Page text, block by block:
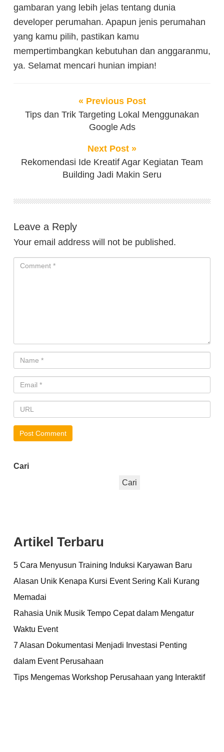
gambaran yang lebih jelas tentang dunia
developer perumahan. Apapun jenis perumahan
yang kamu pilih, pastikan kamu
mempertimbangkan kebutuhan dan anggaranmu,
ya. Selamat mencari hunian impian!
« Previous Post
Tips dan Trik Targeting Lokal Menggunakan
Google Ads
Next Post »
Rekomendasi Ide Kreatif Agar Kegiatan Team
Building Jadi Makin Seru
Leave a Reply
Your email address will not be published.
Cari
Cari
Artikel Terbaru
5 Cara Menyusun Training Induksi Karyawan Baru
Alasan Unik Kenapa Kursi Event Sering Kali Kurang
Memadai
Rahasia Unik Musik Tempo Cepat dalam Mengatur
Waktu Event
7 Alasan Dokumentasi Menjadi Investasi Penting
dalam Event Perusahaan
Tips Mengemas Workshop Perusahaan yang Interaktif